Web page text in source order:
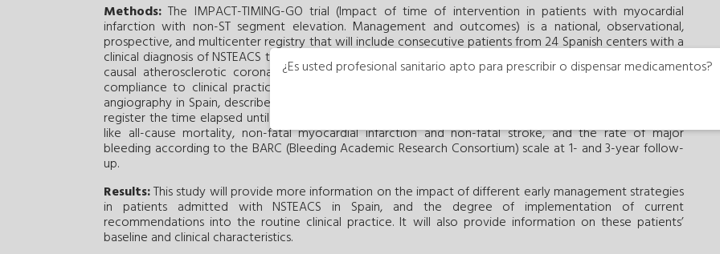
Methods: The IMPACT-TIMING-GO trial (Impact of time of intervention in patients with myocardial
infarction with non-ST segment elevation. Management and outcomes) is a national, observational,
prospective, and multicenter registry that will include consecutive patients from 24 Spanish centers with a
clinical diagnosis of NSTEACS treated with diagnostic coronary angiography and with present unstable or
causal atherosclerotic coronary artery disease. The study primary endpoint is to assess the level of
compliance to clinical practice guidelines in patients admitted due to NSTEACS undergoing coronary
angiography in Spain, describe the use of antithrombotic treatment prior to cardiac catheterization, and
register the time elapsed until it is performed. Major adverse cardiovascular events will also be described
like all-cause mortality, non-fatal myocardial infarction and non-fatal stroke, and the rate of major
bleeding according to the BARC (Bleeding Academic Research Consortium) scale at 1- and 3-year follow-
up.
Results:This study will provide more information on the impact of different early management strategies
in patients admitted with NSTEACS in Spain, and the degree of implementation of current
recommendations into the routine clinical practice. It will also provide information on these patients’
baseline and clinical characteristics.
¿Es usted profesional sanitario apto para prescribir o dispensar medicamentos?